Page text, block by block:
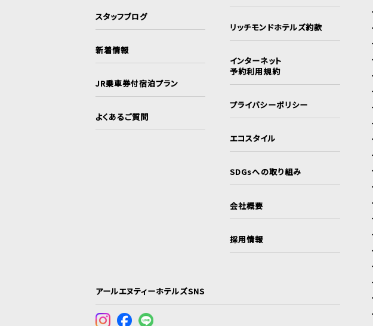
スタッフブログ
新着情報
JR乗車券付宿泊プラン
よくあるご質問
リッチモンドホテルズ約款
インターネット
予約利用規約
プライバシーポリシー
エコスタイル
SDGsへの取り組み
会社概要
採用情報
アールエヌティーホテルズSNS